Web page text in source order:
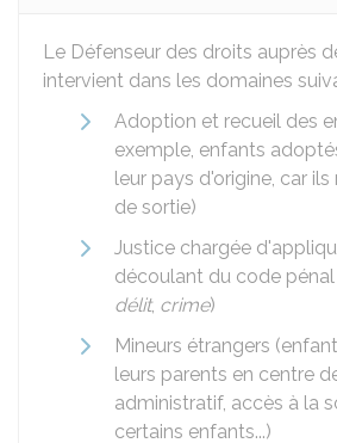
Le Défenseur des droits auprès
intervient dans les domaines
Adoption et recueil des
exemple, enfants
leur pays d'origine, car
de sortie)
Justice chargée
découlant du code pénal
délit, crime)
Mineurs étrangers
leurs parents en centre
administratif, accès à la
certains enfants...)